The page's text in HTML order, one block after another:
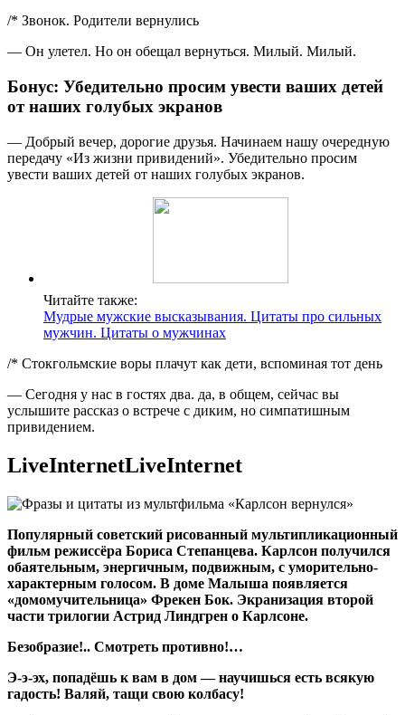
/* Звонок. Родители вернулись
― Он улетел. Но он обещал вернуться. Милый. Милый.
Бонус: Убедительно просим увести ваших детей
от наших голубых экранов
― Добрый вечер, дорогие друзья. Начинаем нашу очередную
передачу «Из жизни привидений». Убедительно просим
увести ваших детей от наших голубых экранов.
Читайте также:
Мудрые мужские высказывания. Цитаты про сильных
мужчин. Цитаты о мужчинах
/* Стокгольмские воры плачут как дети, вспоминая тот день
― Сегодня у нас в гостях два. да, в общем, сейчас вы
услышите рассказ о встрече с диким, но симпатишным
привидением.
LiveInternetLiveInternet
Популярный советский рисованный мультипликационный
фильм режиссёра Бориса Степанцева. Карлсон получился
обаятельным, энергичным, подвижным, с уморительно-
характерным голосом. В доме Малыша появляется
«домомучительница» Фрекен Бок. Экранизация второй
части трилогии Астрид Линдгрен о Карлсоне.
Безобразие!.. Смотреть противно!…
Э-э-эх, попадёшь к вам в дом — научишься есть всякую
гадость! Валяй, тащи свою колбасу!